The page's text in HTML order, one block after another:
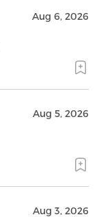
Aug 6, 2026
Aug 5, 2026
Aug 3, 2026